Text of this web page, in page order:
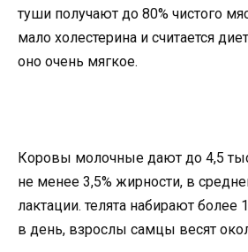
туши получают до 80% чистого
мало холестерина и считается
оно очень мягкое.
Коровы молочные дают до 4,5
не менее 3,5% жирности, в
лактации. телята набирают более
в день, взрослы самцы весят